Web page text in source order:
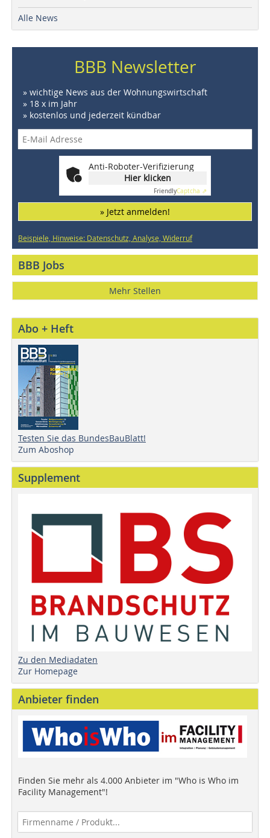
Alle News
BBB Newsletter
» wichtige News aus der Wohnungswirtschaft
» 18 x im Jahr
» kostenlos und jederzeit kündbar
Anti-Roboter-Verifizierung
Hier klicken
FriendlyCaptcha ⇗
» Jetzt anmelden!
Beispiele, Hinweise: Datenschutz, Analyse, Widerruf
BBB Jobs
Mehr Stellen
Abo + Heft
Testen Sie das BundesBauBlatt!
Zum Aboshop
Supplement
Zu den Mediadaten
Zur Homepage
Anbieter finden
Finden Sie mehr als 4.000 Anbieter im "Who is Who im
Facility Management"!